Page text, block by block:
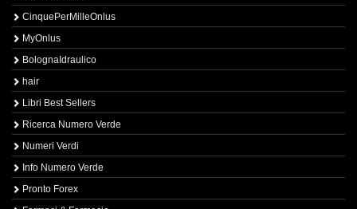
CinquePerMilleOnlus
MyOnlus
BolognaIdraulico
hair
Libri Best Sellers
Ricerca Numero Verde
Numeri Verdi
Info Numero Verde
Pronto Forex